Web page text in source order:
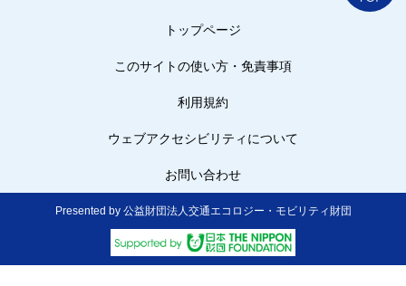
トップページ
このサイトの使い方・免責事項
利用規約
ウェブアクセシビリティについて
お問い合わせ
Presented by 公益財団法人交通エコロジー・モビリティ財団